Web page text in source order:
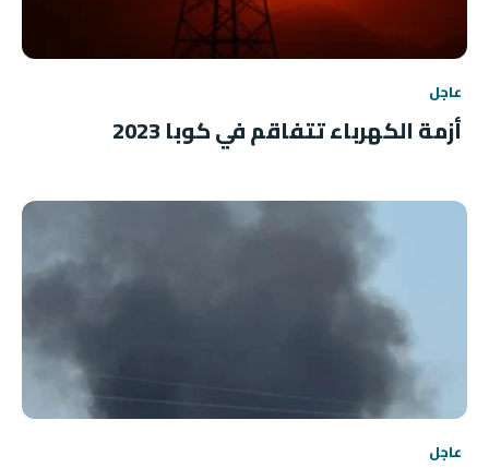
عاجل
أزمة الكهرباء تتفاقم في كوبا 2023
عاجل